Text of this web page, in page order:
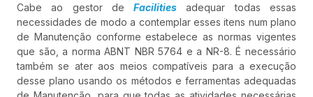
Cabe ao gestor deFacilities
adequar todas essas
necessidades de modo a contemplar esses itens num plano
de Manutenção conforme estabelece as normas vigentes
que são, a norma ABNT NBR 5764 e a NR-8. É necessário
também se ater aos meios compatíveis para a execução
desse plano usando os métodos e ferramentas adequadas